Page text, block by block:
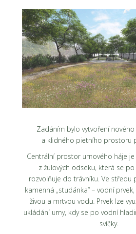
Zadáním bylo vytvoření
a klidného pietního prostoru
Centrální prostor urnového háje
z žulových odseku, která se
rozvolňuje do trávníku. Ve středu
kamenná „studánka“ – vodní
živou a mrtvou vodu. Prvek lze
ukládání urny, kdy se po vodní
svíčky.